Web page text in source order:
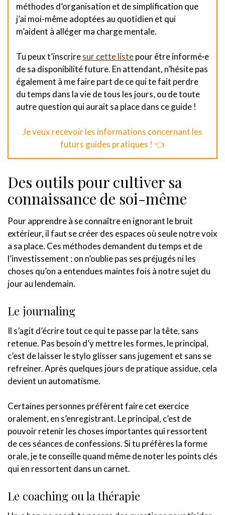
méthodes d’organisation et de simplification que
j’ai moi-même adoptées au quotidien et qui
m’aident à alléger ma charge mentale.
Tu peux t’inscriresur cette listepour être informé·e
de sa disponibilité future. En attendant, n’hésite pas
également à me faire part de ce qui te fait perdre
du temps dans la vie de tous les jours, ou de toute
autre question qui aurait sa place dans ce guide !
Je veux recevoir les informations concernant les
futurs guides pratiques ! 👈
Des outils pour cultiver sa
connaissance de soi-même
Pour apprendre à se connaître en ignorant le bruit
extérieur, il faut se créer des espaces où seule notre voix
a sa place. Ces méthodes demandent du temps et de
l’investissement : on n’oublie pas ses préjugés ni les
choses qu’on a entendues maintes fois à notre sujet du
jour au lendemain.
Le journaling
Il s’agit d’écrire tout ce qui te passe par la tête, sans
retenue. Pas besoin d’y mettre les formes, le principal,
c’est de laisser le stylo glisser sans jugement et sans se
refreiner. Après quelques jours de pratique assidue, cela
devient un automatisme.
Certaines personnes préfèrent faire cet exercice
oralement, en s’enregistrant. Le principal, c’est de
pouvoir retenir les choses importantes qui ressortent
de ces séances de confessions. Si tu préfères la forme
orale, je te conseille quand même de noter les points clés
qui en ressortent dans un carnet.
Le coaching ou la thérapie